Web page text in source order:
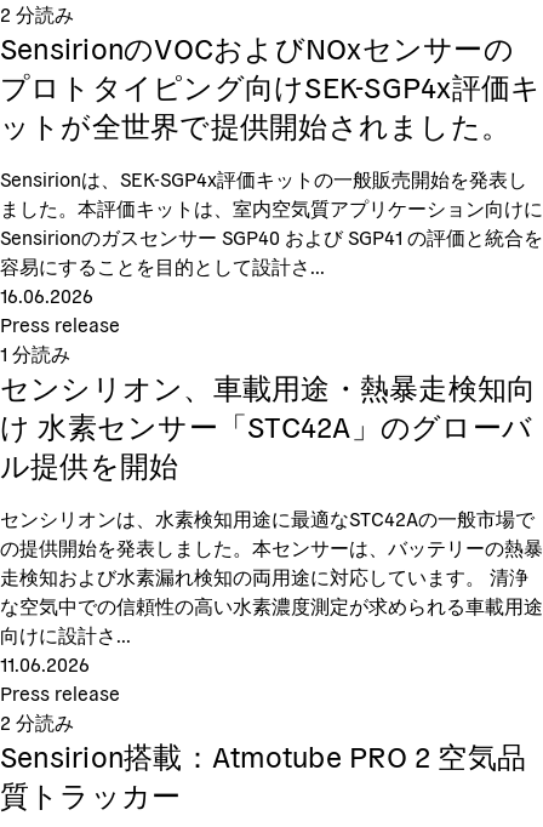
2 分読み
SensirionのVOCおよびNOxセンサーの
プロトタイピング向けSEK-SGP4x評価キ
ットが全世界で提供開始されました。
Sensirionは、SEK-SGP4x評価キットの一般販売開始を発表し
ました。本評価キットは、室内空気質アプリケーション向けに
Sensirionのガスセンサー SGP40 および SGP41 の評価と統合を
容易にすることを目的として設計さ...
16.06.2026
Press release
1 分読み
センシリオン、車載用途・熱暴走検知向
け 水素センサー「STC42A」のグローバ
ル提供を開始
センシリオンは、水素検知用途に最適なSTC42Aの一般市場で
の提供開始を発表しました。本センサーは、バッテリーの熱暴
走検知および水素漏れ検知の両用途に対応しています。 清浄
な空気中での信頼性の高い水素濃度測定が求められる車載用途
向けに設計さ...
11.06.2026
Press release
2 分読み
Sensirion搭載：Atmotube PRO 2 空気品
質トラッカー